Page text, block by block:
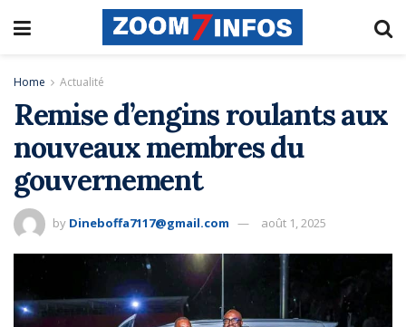
Home Actualité
Remise d’engins roulants aux
nouveaux membres du
gouvernement
by Dineboffa7117@gmail.com août 1, 2025